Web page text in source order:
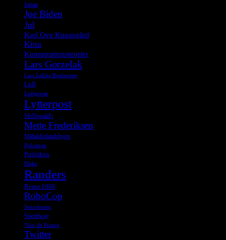
Japan
Joe Biden
Jul
Karl Ove Knausgård
Kina
Konspirationsteorier
Lars Gorzelak
Lars Løkke Rasmussen
Lidl
Luftgevær
Lytterpost
McDonald's
Mette Frederiksen
Midalderlandsbyen
Pokemon
Politiken
Påske
Randers
Rema 1000
RoboCop
Sexrobotter
Speedway
Tour de France
Twitter